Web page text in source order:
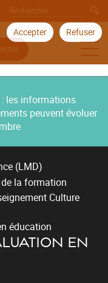
Accepter Refuser
les informations
peuvent évoluer
(LMD)
la formation
Culture
éducation
EN